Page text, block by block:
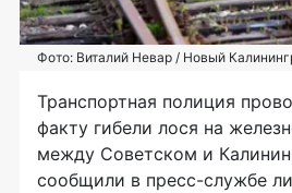
Фото: Виталий Невар / Новый
Транспортная полиция
факту гибели лося на
между Советском и
сообщили в пресс-службе